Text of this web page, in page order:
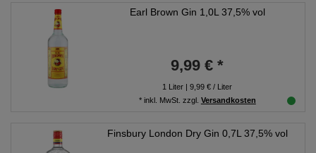
Earl Brown Gin 1,0L 37,5% vol
9,99 € *
1 Liter | 9,99 € / Liter
* inkl. MwSt. zzgl. Versandkosten
Finsbury London Dry Gin 0,7L 37,5% vol